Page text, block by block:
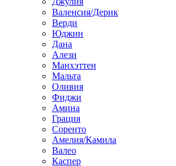
Валенсия/Дерик
Верди
Юджин
Дана
Алези
Манхэттен
Мальта
Оливия
Фиджи
Амина
Грация
Соренто
Амелия/Камила
Валео
Каспер